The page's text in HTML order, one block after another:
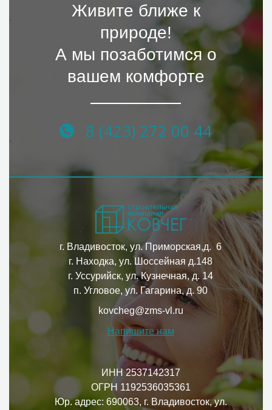
Живите ближе к
природе!
А мы позаботимся о
вашем комфорте
8 (423) 272 00 44
г. Владивосток, ул. Приморская,д. 6
г. Находка, ул. Шоссейная д.148
г. Уссурийск, ул. Кузнечная, д. 14
п. Угловое, ул. Гагарина, д. 90
kovcheg@zms-vl.ru
Напишите нам
ИНН 2537142317
ОГРН 1192536035361
Юр. адрес: 690063, г. Владивосток, ул.